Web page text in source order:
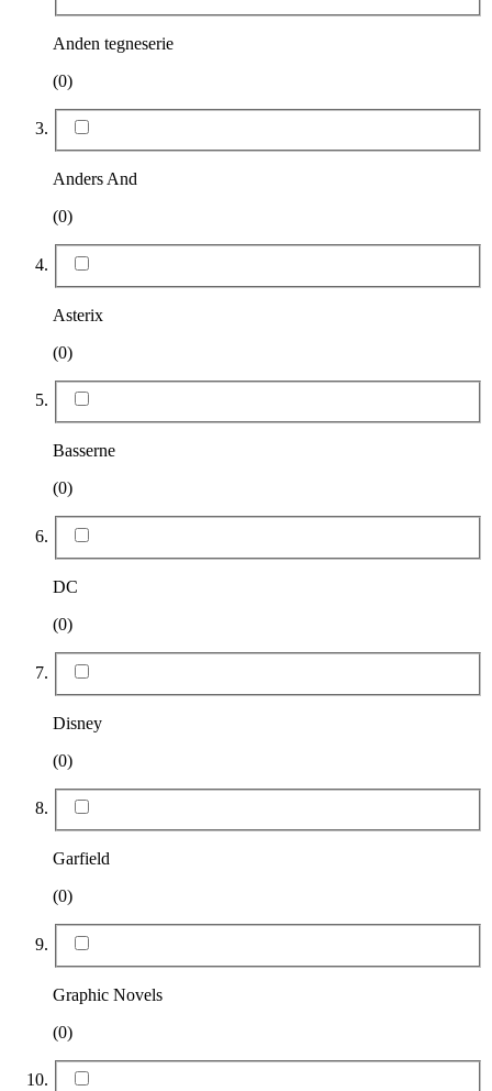
Anden tegneserie
(0)
Anders And
(0)
Asterix
(0)
Basserne
(0)
DC
(0)
Disney
(0)
Garfield
(0)
Graphic Novels
(0)